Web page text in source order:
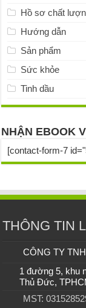
Hồ sơ chất
Hướng dẫn
Sản phẩm
Sức khỏe
Tinh dầu
NHẬN EBOOK
[contact-form-7
THÔNG TIN
CÔNG TY
1 đường 5, khu
Thủ Đức,
MST: